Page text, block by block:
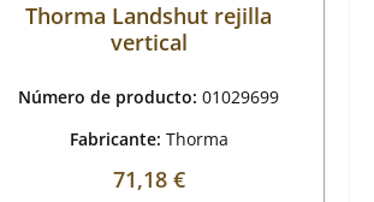
Thorma Landshut rejilla
vertical
Número de producto: 01029699
Fabricante: Thorma
Precio normal:
71,18 €